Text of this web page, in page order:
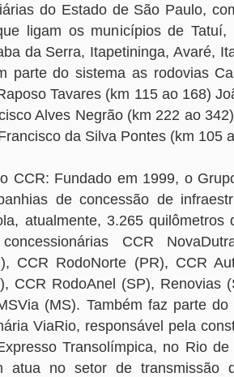
do Estado de São Paulo,
ligam os municípios de Tatuí,
da Serra, Itapetininga, Avaré,
parte do sistema as rodovias
Tavares (km 115 ao 168)
Alves Negrão (km 222 ao
da Silva Pontes (km 105
CCR: Fundado em 1999, o
de concessão de
atualmente, 3.265 quilômetros
CCR
CCR RodoNorte (PR), CCR
CCR RodoAnel (SP), Renovias
(MS). Também faz parte do
ViaRio, responsável pela
Transolímpica, no Rio
atua no setor de transmissão